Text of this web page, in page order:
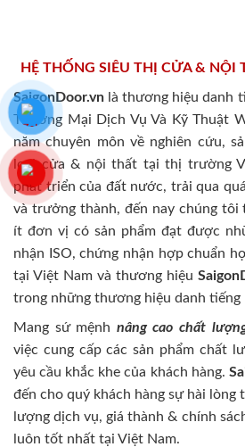
HỆ THỐNG SIÊU THỊ CỬA & NỘI
SaigonDoor.vn là thương hiệu danh
Thương Mại Dịch Vụ Và Kỹ Thuật
năm chuyên môn về nghiên cứu,
loại cửa & nội thất tại thị trường
phát triển của đất nước, trải qua
và trưởng thành, đến nay chúng
ít đơn vị có sản phẩm đạt được
nhận ISO, chứng nhận hợp chuẩn
tại Việt Nam và thương hiệu
trong những thương hiệu danh tiếng
Mang sứ mệnh nâng cao chất
việc cung cấp các sản phẩm chất
yêu cầu khắc khe của khách hàng.
đến cho quý khách hàng sự hài lòng
lượng dịch vụ, giá thành & chính
luôn tốt nhất tại Việt Nam.